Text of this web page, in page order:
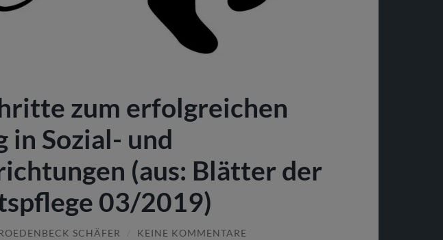
zum erfolgreichen
in Sozial- und
(aus: Blätter der
03/2019)
SCHÄFER KEINE KOMMENTARE